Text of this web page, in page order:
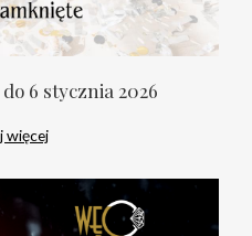
6 stycznia 2026
więcej